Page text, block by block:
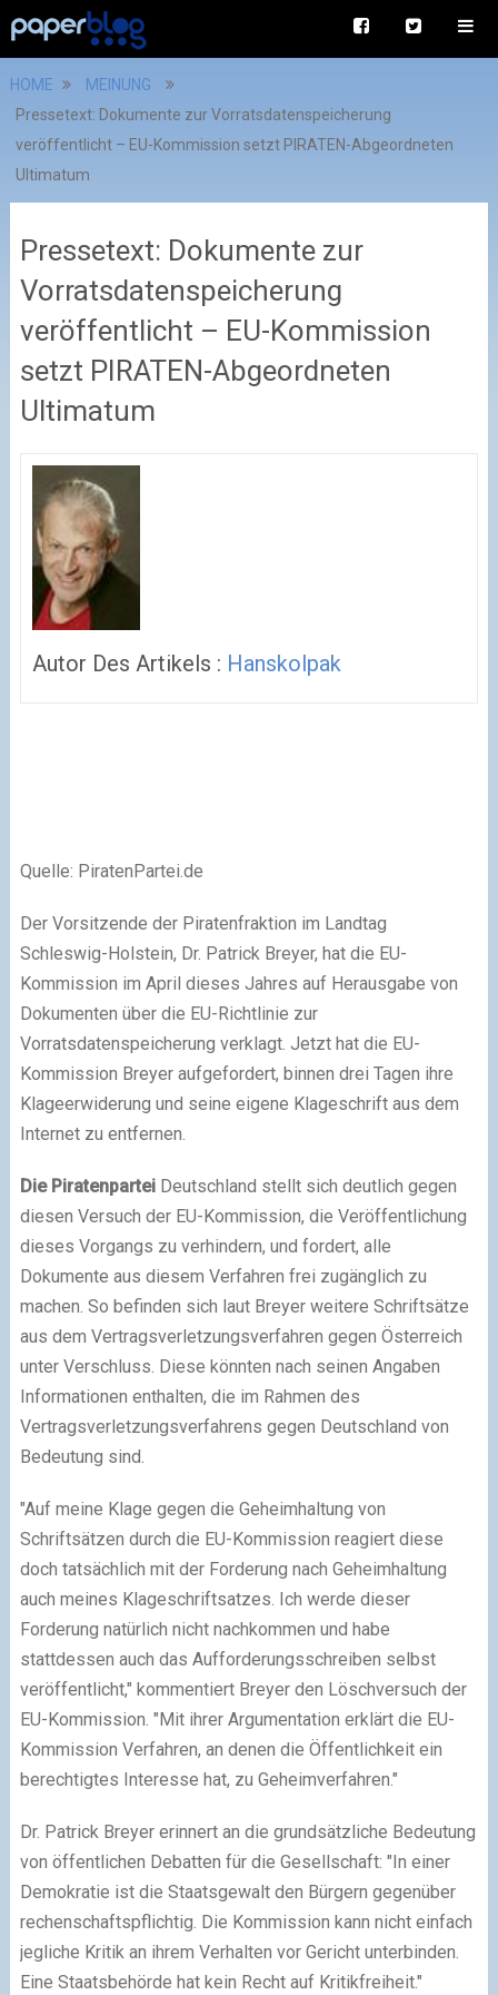
HOME
MEINUNG
Pressetext: Dokumente zur Vorratsdatenspeicherung
veröffentlicht – EU-Kommission setzt PIRATEN-Abgeordneten
Ultimatum
Pressetext: Dokumente zur
Vorratsdatenspeicherung
veröffentlicht – EU-Kommission
setzt PIRATEN-Abgeordneten
Ultimatum
Autor Des Artikels : Hanskolpak
Quelle: PiratenPartei.de
Der Vorsitzende der Piratenfraktion im Landtag
Schleswig-Holstein, Dr. Patrick Breyer, hat die EU-
Kommission im April dieses Jahres auf Herausgabe von
Dokumenten über die EU-Richtlinie zur
Vorratsdatenspeicherung verklagt. Jetzt hat die EU-
Kommission Breyer aufgefordert, binnen drei Tagen ihre
Klageerwiderung und seine eigene Klageschrift aus dem
Internet zu entfernen.
Die PiratenparteiDeutschland stellt sich deutlich gegen
diesen Versuch der EU-Kommission, die Veröffentlichung
dieses Vorgangs zu verhindern, und fordert, alle
Dokumente aus diesem Verfahren frei zugänglich zu
machen. So befinden sich laut Breyer weitere Schriftsätze
aus dem Vertragsverletzungsverfahren gegen Österreich
unter Verschluss. Diese könnten nach seinen Angaben
Informationen enthalten, die im Rahmen des
Vertragsverletzungsverfahrens gegen Deutschland von
Bedeutung sind.
"Auf meine Klage gegen die Geheimhaltung von
Schriftsätzen durch die EU-Kommission reagiert diese
doch tatsächlich mit der Forderung nach Geheimhaltung
auch meines Klageschriftsatzes. Ich werde dieser
Forderung natürlich nicht nachkommen und habe
stattdessen auch das Aufforderungsschreiben selbst
veröffentlicht," kommentiert Breyer den Löschversuch der
EU-Kommission. "Mit ihrer Argumentation erklärt die EU-
Kommission Verfahren, an denen die Öffentlichkeit ein
berechtigtes Interesse hat, zu Geheimverfahren."
Dr. Patrick Breyer erinnert an die grundsätzliche Bedeutung
von öffentlichen Debatten für die Gesellschaft: "In einer
Demokratie ist die Staatsgewalt den Bürgern gegenüber
rechenschaftspflichtig. Die Kommission kann nicht einfach
jegliche Kritik an ihrem Verhalten vor Gericht unterbinden.
Eine Staatsbehörde hat kein Recht auf Kritikfreiheit."